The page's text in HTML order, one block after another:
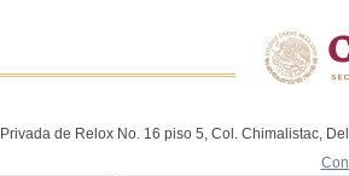
Privada de Relox No. 16 piso 5, Col. Chimalistac,